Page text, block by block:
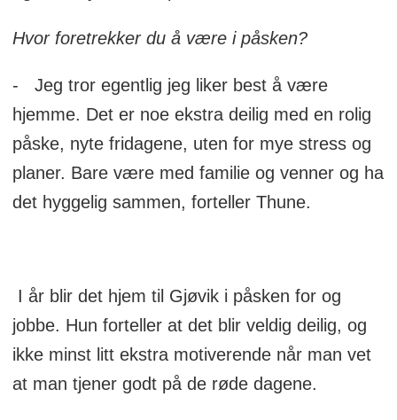
Hvor foretrekker du å være i påsken?
- Jeg tror egentlig jeg liker best å være
hjemme. Det er noe ekstra deilig med en rolig
påske, nyte fridagene, uten for mye stress og
planer. Bare være med familie og venner og ha
det hyggelig sammen, forteller Thune.
I år blir det hjem til Gjøvik i påsken for og
jobbe. Hun forteller at det blir veldig deilig, og
ikke minst litt ekstra motiverende når man vet
at man tjener godt på de røde dagene.